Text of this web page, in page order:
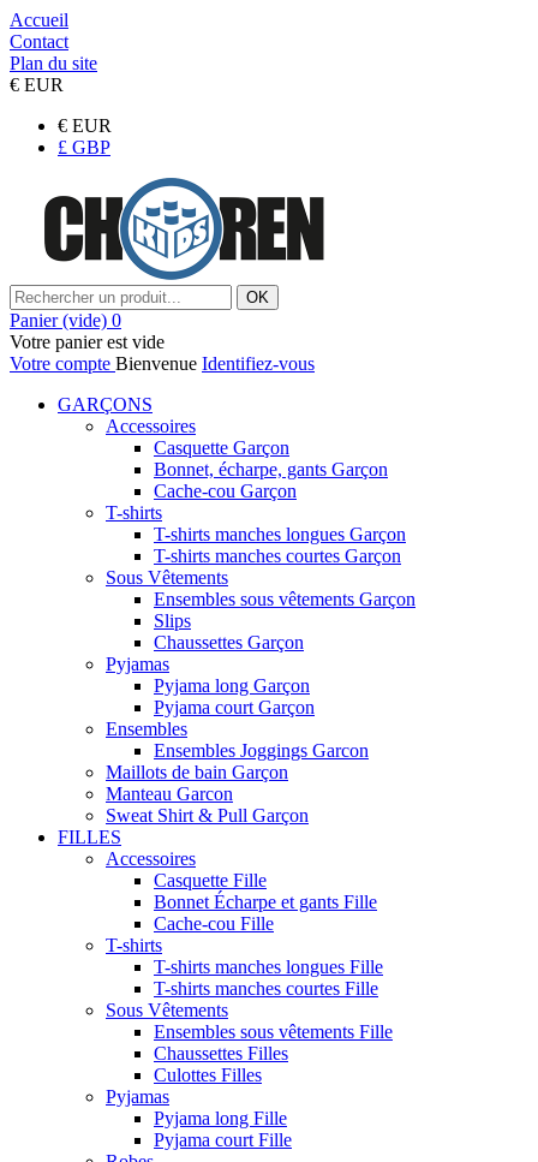
Accueil
Contact
Plan du site
€ EUR
€ EUR
£ GBP
OK
Panier (vide) 0
Votre panier est vide
Votre compte Bienvenue Identifiez-vous
GARÇONS
Accessoires
Casquette Garçon
Bonnet, écharpe, gants Garçon
Cache-cou Garçon
T-shirts
T-shirts manches longues Garçon
T-shirts manches courtes Garçon
Sous Vêtements
Ensembles sous vêtements Garçon
Slips
Chaussettes Garçon
Pyjamas
Pyjama long Garçon
Pyjama court Garçon
Ensembles
Ensembles Joggings Garcon
Maillots de bain Garçon
Manteau Garcon
Sweat Shirt & Pull Garçon
FILLES
Accessoires
Casquette Fille
Bonnet Écharpe et gants Fille
Cache-cou Fille
T-shirts
T-shirts manches longues Fille
T-shirts manches courtes Fille
Sous Vêtements
Ensembles sous vêtements Fille
Chaussettes Filles
Culottes Filles
Pyjamas
Pyjama long Fille
Pyjama court Fille